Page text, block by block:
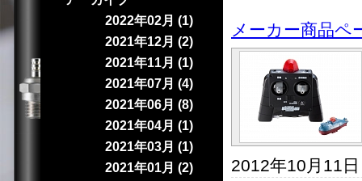
メーカー商品ペ
2012年10月11
2022年02月 (1)
2021年12月 (2)
2021年11月 (1)
2021年07月 (4)
2021年06月 (8)
2021年04月 (1)
2021年03月 (1)
2021年01月 (2)